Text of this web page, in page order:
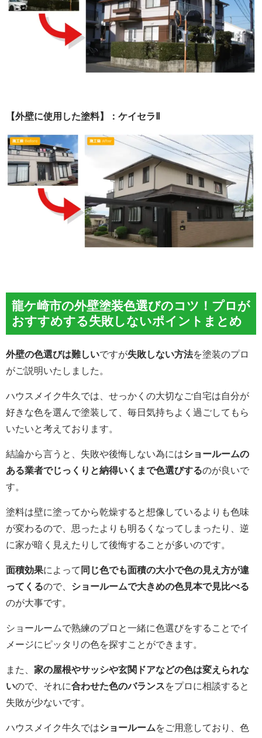
【外壁に使用した塗料】：ケイセラⅡ
龍ケ崎市の外壁塗装色選びのコツ！プロが
おすすめする失敗しないポイントまとめ
外壁の色選びは難しいですが失敗しない方法を塗装のプロ
がご説明いたしました。
ハウスメイク牛久では、せっかくの大切なご自宅は自分が
好きな色を選んで塗装して、毎日気持ちよく過ごしてもら
いたいと考えております。
結論から言うと、失敗や後悔しない為にはショールームの
ある業者でじっくりと納得いくまで色選びするのが良いで
す。
塗料は壁に塗ってから乾燥すると想像しているよりも色味
が変わるので、思ったよりも明るくなってしまったり、逆
に家が暗く見えたりして後悔することが多いのです。
面積効果によって 同じ色でも面積の大小で色の見え方が違
ってくるので、 ショールームで大きめの色見本で見比べる
のが大事です。
ショールームで熟練のプロと一緒に色選びをすることでイ
メージにピッタリの色を探すことができます。
また、 家の屋根やサッシや玄関ドアなどの色は変えられな
いので、それに合わせた色のバランスをプロに相談すると
失敗が少ないです。
ハウスメイク牛久ではショールームをご用意しており、色